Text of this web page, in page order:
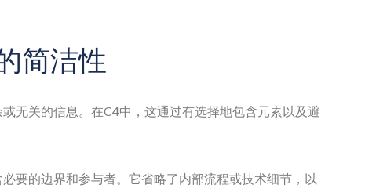
简洁性
无关的信息。在C4中，这通过有选择地包含元素以及避
要的边界和参与者。它省略了内部流程或技术细节，以